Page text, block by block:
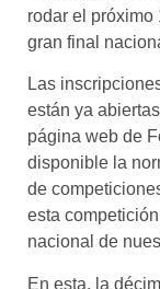
BOLSA DE
¡te imaginas vivir de tu pasión
CONTACTO
¡queremos saber
de ti!
rodar el próximo
gran final
Las
están ya
página web de
disponible la
de
esta
nacional de
En esta, la